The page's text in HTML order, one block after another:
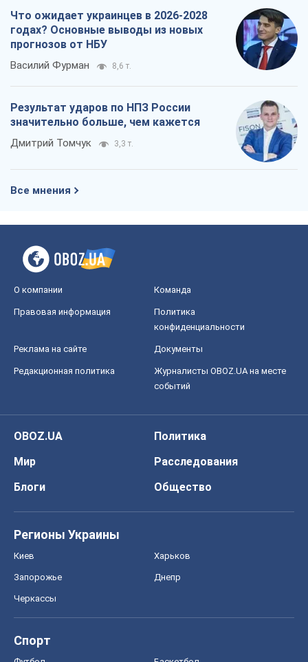
Что ожидает украинцев в 2026-2028
годах? Основные выводы из новых
прогнозов от НБУ
Василий Фурман 8,6 т.
Результат ударов по НПЗ России
значительно больше, чем кажется
Дмитрий Томчук 3,3 т.
Все мнения
О компании Команда
Правовая информация
Политика
конфиденциальности
Реклама на сайте Документы
Редакционная политика
Журналисты OBOZ.UA на месте
событий
OBOZ.UA
Политика
Мир
Расследования
Блоги
Общество
Регионы Украины
Киев Харьков
Запорожье Днепр
Черкассы
Спорт